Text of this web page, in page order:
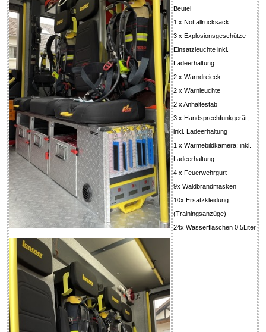
Beutel
1 x Notfallrucksack
3 x Explosionsgeschütze
Einsatzleuchte inkl.
Ladeerhaltung
2 x Warndreieck
2 x Warnleuchte
2 x Anhaltestab
3 x Handsprechfunkgerät;
inkl. Ladeerhaltung
1 x Wärmebildkamera; inkl.
Ladeerhaltung
4 x Feuerwehrgurt
9x Waldbrandmasken
10x Ersatzkleidung
(Trainingsanzüge)
24x Wasserflaschen 0,5Liter